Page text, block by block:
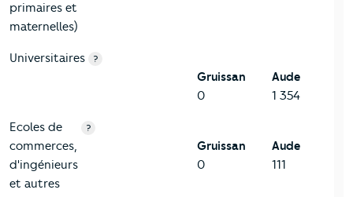
primaires et
maternelles)
Universitaires ?
Gruissan
0
Aude
1 354
Ecoles de
commerces,
d'ingénieurs
et autres
?
Gruissan
0
Aude
111